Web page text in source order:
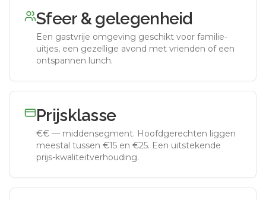
Sfeer & gelegenheid
Een gastvrije omgeving geschikt voor familie-
uitjes, een gezellige avond met vrienden of een
ontspannen lunch.
Prijsklasse
€€ — middensegment. Hoofdgerechten liggen
meestal tussen €15 en €25. Een uitstekende
prijs-kwaliteitverhouding.